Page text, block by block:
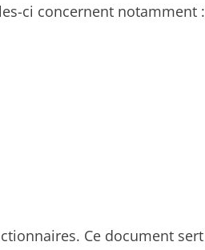
ci concernent notamment :
Ce document sert